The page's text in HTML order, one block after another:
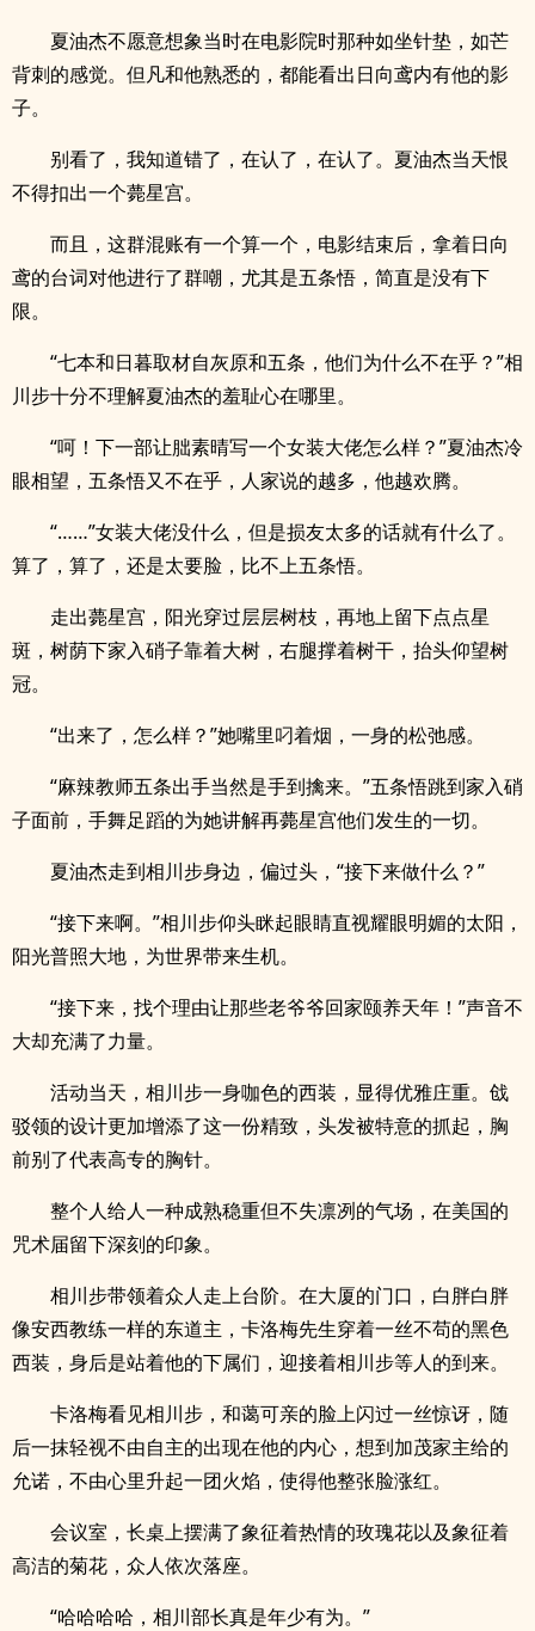
夏油杰不愿意想象当时在电影院时那种如坐针垫，如芒
背刺的感觉。但凡和他熟悉的，都能看出日向鸢内有他的影
子。
别看了，我知道错了，在认了，在认了。夏油杰当天恨
不得扣出一个薨星宫。
而且，这群混账有一个算一个，电影结束后，拿着日向
鸢的台词对他进行了群嘲，尤其是五条悟，简直是没有下
限。
“七本和日暮取材自灰原和五条，他们为什么不在乎？”相
川步十分不理解夏油杰的羞耻心在哪里。
“呵！下一部让朏素晴写一个女装大佬怎么样？”夏油杰冷
眼相望，五条悟又不在乎，人家说的越多，他越欢腾。
“……”女装大佬没什么，但是损友太多的话就有什么了。
算了，算了，还是太要脸，比不上五条悟。
走出薨星宫，阳光穿过层层树枝，再地上留下点点星
斑，树荫下家入硝子靠着大树，右腿撑着树干，抬头仰望树
冠。
“出来了，怎么样？”她嘴里叼着烟，一身的松弛感。
“麻辣教师五条出手当然是手到擒来。”五条悟跳到家入硝
子面前，手舞足蹈的为她讲解再薨星宫他们发生的一切。
夏油杰走到相川步身边，偏过头，“接下来做什么？”
“接下来啊。”相川步仰头眯起眼睛直视耀眼明媚的太阳，
阳光普照大地，为世界带来生机。
“接下来，找个理由让那些老爷爷回家颐养天年！”声音不
大却充满了力量。
活动当天，相川步一身咖色的西装，显得优雅庄重。戗
驳领的设计更加增添了这一份精致，头发被特意的抓起，胸
前别了代表高专的胸针。
整个人给人一种成熟稳重但不失凛冽的气场，在美国的
咒术届留下深刻的印象。
相川步带领着众人走上台阶。在大厦的门口，白胖白胖
像安西教练一样的东道主，卡洛梅先生穿着一丝不苟的黑色
西装，身后是站着他的下属们，迎接着相川步等人的到来。
卡洛梅看见相川步，和蔼可亲的脸上闪过一丝惊讶，随
后一抹轻视不由自主的出现在他的内心，想到加茂家主给的
允诺，不由心里升起一团火焰，使得他整张脸涨红。
会议室，长桌上摆满了象征着热情的玫瑰花以及象征着
高洁的菊花，众人依次落座。
“哈哈哈哈，相川部长真是年少有为。”